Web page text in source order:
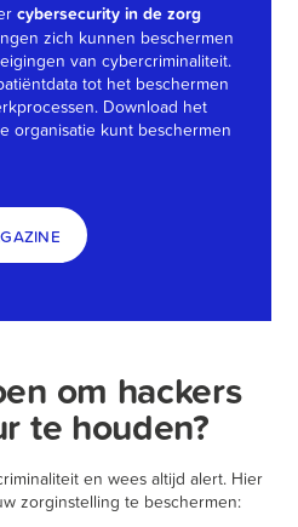
cybersecurity in de zorg
zich kunnen beschermen
van cybercriminaliteit.
tot het beschermen
Download het
organisatie kunt beschermen
om hackers
te houden?
en wees altijd alert. Hier
zorginstelling te beschermen: